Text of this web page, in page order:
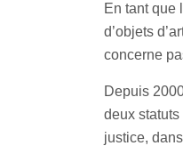
En tant que
d’objets
concerne
Depuis
deux
justice,